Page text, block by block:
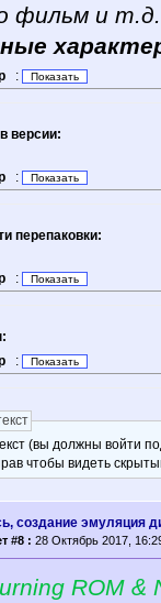
фильм и
:
версии:
:
перепаковки:
:
:
(вы должны войти
чтобы видеть
создание эмуляция
#8 : 28 Октябрь 2017,
ROM &